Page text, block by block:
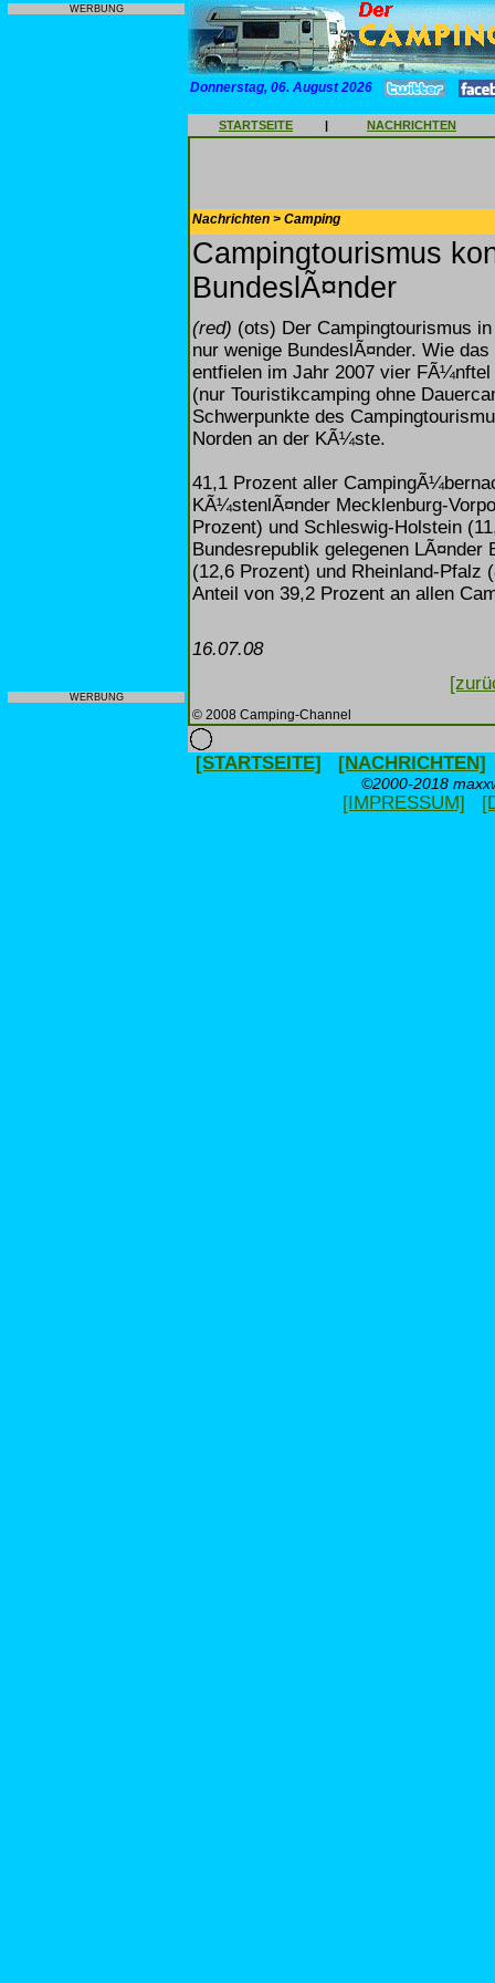
WERBUNG
WERBUNG
Donnerstag, 06. August 2026
STARTSEITE | NACHRICHTEN
Nachrichten > Camping
Campingtourismus
BundeslÃ¤nder
(red) (ots) Der Campingtourismus
nur wenige BundeslÃ¤nder. Wie
entfielen im Jahr 2007 vier
(nur Touristikcamping ohne
Schwerpunkte des
Norden an der KÃ¼ste.
41,1 Prozent aller
KÃ¼stenlÃ¤nder Mecklenburg-
Prozent) und Schleswig-Holstein
Bundesrepublik gelegenen
(12,6 Prozent) und Rheinland-Pfalz
Anteil von 39,2 Prozent an allen
16.07.08
© 2008 Camping-Channel
[STARTSEITE] [NACHRICHTEN]
©2000-2018
[IMPRESSUM]